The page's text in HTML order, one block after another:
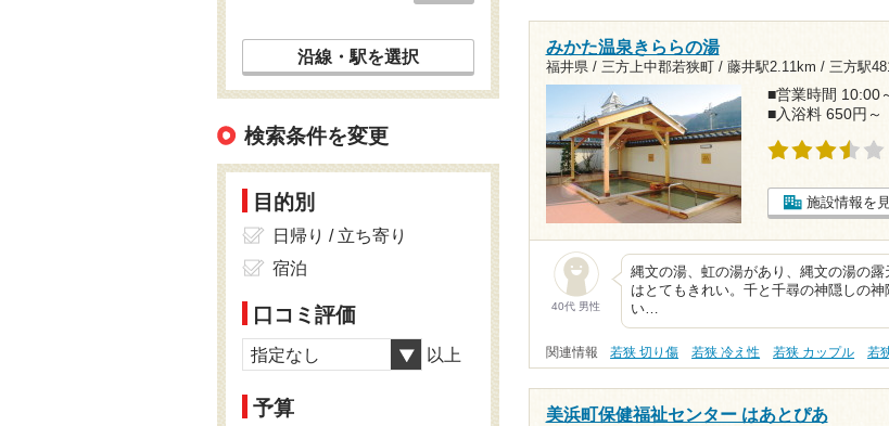
みかた温泉きららの湯
福井県 / 三方上中郡若狭町 / 藤井駅2.11km / 三方駅
■営業時間 10:00
■入浴料 650円～
施設情報を
40代 男性
縄文の湯、虹の湯があり、縄文の湯の
はとてもきれい。千と千尋の神隠しの
い…
関連情報 若狭 切り傷 若狭 冷え性 若狭 カップル 若
美浜町保健福祉センター はあとぴあ
沿線・駅を選択
検索条件を変更
目的別
日帰り / 立ち寄り
宿泊
口コミ評価
指定なし 以上
予算